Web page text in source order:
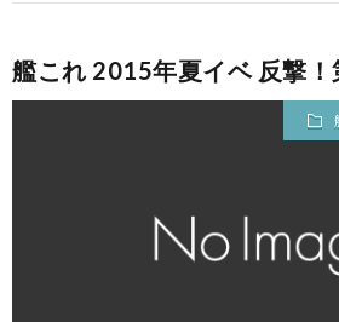
艦これ 2015年夏イベ 反撃！